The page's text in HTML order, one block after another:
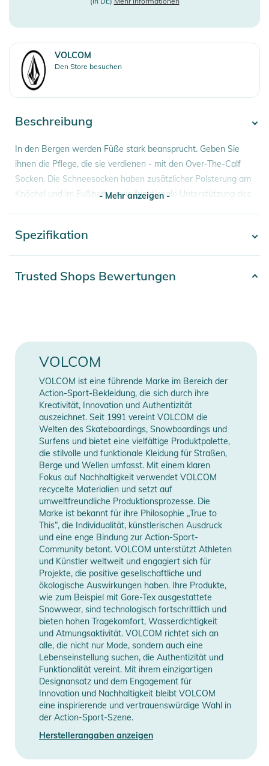
VOLCOM
Den Store besuchen
Beschreibung
In den Bergen werden Füße stark beansprucht. Geben Sie
ihnen die Pflege, die sie verdienen - mit den Over-The-Calf
Socken. Die Schneesocken haben zusätzlicher Polsterung am
Knöchel und im Fußbett sowie funktionale Unterstützung des
dafür, dass sie während der gesamten Session oben bleiben
und bequem sitzen. Wähle deine Farbe passend zu deinen
- Rutschfestes Bündchen
- Impact Zone Polsterung
- Rechte und linke Zehenkonstruktion
- Angepasste Zehenbox
- Bubble Grip Fußgewölbestütze
- Y Fersen-Design
Produktinformationen und
Sicherheitshinweise
Gebrauchsanweisungen, Sicherheitshinweise und Warnungen
finden Sie direkt am Produkt.
- Mehr anzeigen -
Spezifikation
Erscheinungsjahr 2025
Gender Men
Manufacturer
Information
Herstellerangaben anzeigen
Trusted Shops Bewertungen
VOLCOM
VOLCOM ist eine führende Marke im Bereich der
Action-Sport-Bekleidung, die sich durch ihre
Kreativität, Innovation und Authentizität
auszeichnet. Seit 1991 vereint VOLCOM die
Welten des Skateboardings, Snowboardings und
Surfens und bietet eine vielfältige Produktpalette,
die stilvolle und funktionale Kleidung für Straßen,
Berge und Wellen umfasst. Mit einem klaren
Fokus auf Nachhaltigkeit verwendet VOLCOM
recycelte Materialien und setzt auf
umweltfreundliche Produktionsprozesse. Die
Marke ist bekannt für ihre Philosophie „True to
This“, die Individualität, künstlerischen Ausdruck
und eine enge Bindung zur Action-Sport-
Community betont. VOLCOM unterstützt Athleten
und Künstler weltweit und engagiert sich für
Projekte, die positive gesellschaftliche und
ökologische Auswirkungen haben. Ihre Produkte,
wie zum Beispiel mit Gore-Tex ausgestattete
Snowwear, sind technologisch fortschrittlich und
bieten hohen Tragekomfort, Wasserdichtigkeit
und Atmungsaktivität. VOLCOM richtet sich an
alle, die nicht nur Mode, sondern auch eine
Lebenseinstellung suchen, die Authentizität und
Funktionalität vereint. Mit ihrem einzigartigen
Designansatz und dem Engagement für
Innovation und Nachhaltigkeit bleibt VOLCOM
eine inspirierende und vertrauenswürdige Wahl in
der Action-Sport-Szene.
Herstellerangaben anzeigen